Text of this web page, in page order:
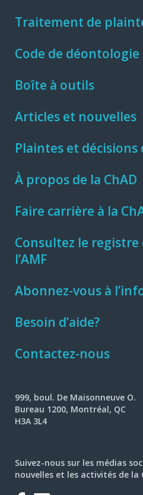
Traitement de
Code de déontologie
Boîte à outils
Articles et nouvelles
Plaintes et
À propos de la ChAD
Faire carrière à la
Consultez le registre
l’AMF
Abonnez-vous à
Besoin d’aide?
Contactez-nous
999, boul. De Maisonneuve O.
Bureau 1200, Montréal, QC
H3A 3L4
Suivez-nous sur les médias
nouvelles et les activités de la